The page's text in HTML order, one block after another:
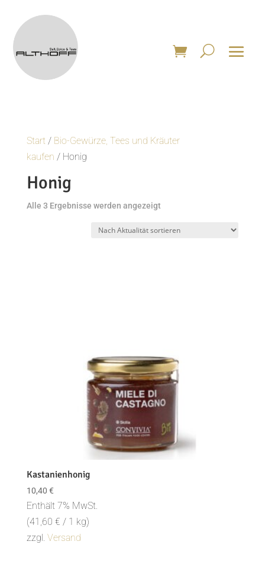
Start/ Bio-Gewürze, Tees und Kräuter
kaufen / Honig
Honig
Alle 3 Ergebnisse werden angezeigtNach
Kastanienhonig
10,40 €
Enthält 7% MwSt.
(41,60 € / 1 kg)
zzgl. Versand